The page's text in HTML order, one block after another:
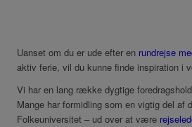
Uanset om du er ude efter en rundrejse
aktiv ferie, vil du kunne finde inspiration i
Vi har en lang række dygtige
Mange har formidling som en vigtig del af
Folkeuniversitet – ud over at være